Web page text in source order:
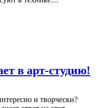
в арт-студию!
и творчески?